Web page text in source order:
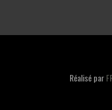
Réalisé par